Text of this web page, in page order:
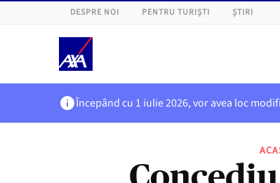
DESPRE NOI PENTRU TURIȘTI ȘTIRI
Începând cu 1 iulie 2026, vor avea loc